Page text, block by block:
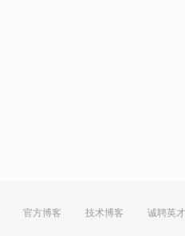
官方博客 技术博客 诚聘英才